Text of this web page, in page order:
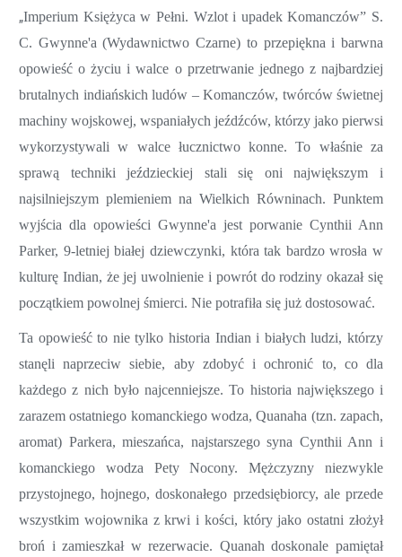
„Imperium Księżyca w Pełni. Wzlot i upadek Komanczów” S.
C. Gwynne'a (Wydawnictwo Czarne) to przepiękna i barwna
opowieść o życiu i walce o przetrwanie jednego z najbardziej
brutalnych indiańskich ludów – Komanczów, twórców świetnej
machiny wojskowej, wspaniałych jeźdźców, którzy jako pierwsi
wykorzystywali w walce łucznictwo konne. To właśnie za
sprawą techniki jeździeckiej stali się oni największym i
najsilniejszym plemieniem na Wielkich Równinach. Punktem
wyjścia dla opowieści Gwynne'a jest porwanie Cynthii Ann
Parker, 9-letniej białej dziewczynki, która tak bardzo wrosła w
kulturę Indian, że jej uwolnienie i powrót do rodziny okazał się
początkiem powolnej śmierci. Nie potrafiła się już dostosować.
Ta opowieść to nie tylko historia Indian i białych ludzi, którzy
stanęli naprzeciw siebie, aby zdobyć i ochronić to, co dla
każdego z nich było najcenniejsze. To historia największego i
zarazem ostatniego komanckiego wodza, Quanaha (tzn. zapach,
aromat) Parkera, mieszańca, najstarszego syna Cynthii Ann i
komanckiego wodza Pety Nocony. Mężczyzny niezwykle
przystojnego, hojnego, doskonałego przedsiębiorcy, ale przede
wszystkim wojownika z krwi i kości, który jako ostatni złożył
broń i zamieszkał w rezerwacie. Quanah doskonale pamiętał